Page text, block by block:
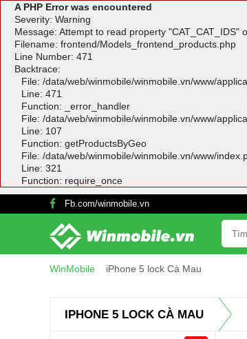
A PHP Error was encountered
Severity: Warning
Message: Attempt to read property "CAT_CAT_IDS"
Filename: frontend/Models_frontend_products.php
Line Number: 471
Backtrace:
File: /data/web/winmobile/winmobile.vn/www/
Line: 471
Function: _error_handler
File: /data/web/winmobile/winmobile.vn/www/
Line: 107
Function: getProductsByGeo
File: /data/web/winmobile/winmobile.vn/www/
Line: 321
Function: require_once
Fb.com/winmobile.vn
WinMobile iPhone 5 lock Cà Mau
IPHONE 5 LOCK CÀ MAU